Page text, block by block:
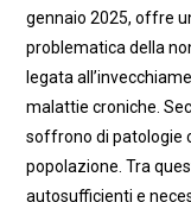
gennaio 2025, offre
problematica della
legata
malattie croniche.
soffrono di patologie
popolazione. Tra
autosufficienti e